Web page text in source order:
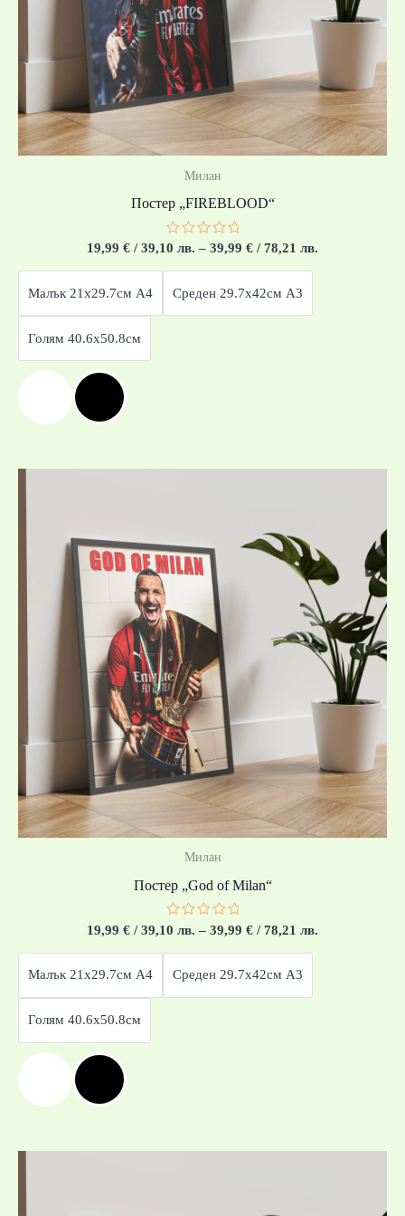
Милан
Постер „FIREBLOOD“
Оценено
0
5
19,99 € / 39,10 лв. – 39,99 € / 78,21 лв.
Малък 21x29.7см А4 Среден 29.7x42см А3
Голям 40.6x50.8см
Милан
Постер „God of Milan“
Оценено
0
5
19,99 € / 39,10 лв. – 39,99 € / 78,21 лв.
39,10 лв.
through
39,99 €
78,21 лв.
Малък 21x29.7см А4 Среден 29.7x42см А3
Голям 40.6x50.8см